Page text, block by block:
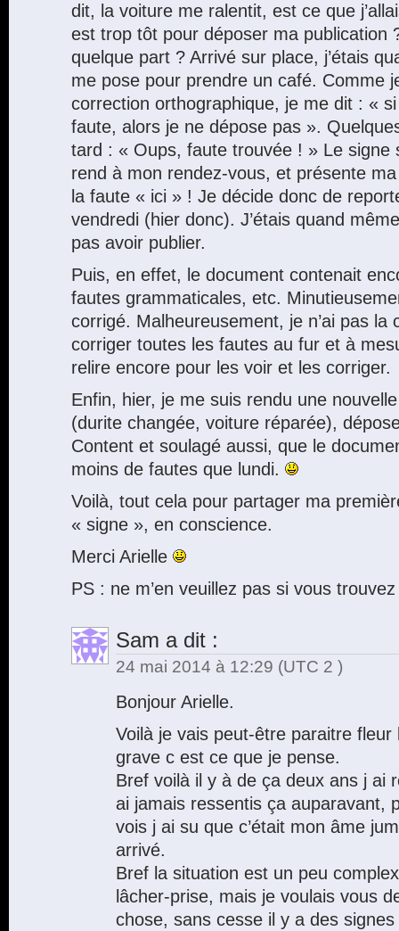
dit, la voiture me ralentit, est ce que
est trop tôt pour déposer ma publication
quelque part ? Arrivé sur place, j’étais
me pose pour prendre un café. Comme
correction orthographique, je me dit : «
faute, alors je ne dépose pas ».
tard : « Oups, faute trouvée ! » Le signe
rend à mon rendez-vous, et présente
la faute « ici » ! Je décide donc de
vendredi (hier donc). J’étais quand
pas avoir publier.
Puis, en effet, le document contenait
fautes grammaticales, etc.
corrigé. Malheureusement, je n’ai pas la
corriger toutes les fautes au fur et à
relire encore pour les voir et les corriger.
Enfin, hier, je me suis rendu une
(durite changée, voiture réparée),
Content et soulagé aussi, que le
moins de fautes que lundi.
Voilà, tout cela pour partager ma
« signe », en conscience.
Merci Arielle
PS : ne m’en veuillez pas si vous
Sam a dit :
24 mai 2014 à 12:29 (UTC 2 )
Bonjour Arielle.
Voilà je vais peut-être paraitre fleur
grave c est ce que je pense.
Bref voilà il y à de ça deux ans j ai
ai jamais ressentis ça auparavant,
vois j ai su que c’était mon âme
arrivé.
Bref la situation est un peu
lâcher-prise, mais je voulais vous
chose, sans cesse il y a des